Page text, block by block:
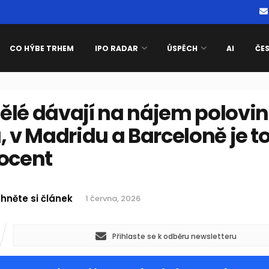
CO HÝBE TRHEM IPO RADAR ÚSPĚCH AI
dávají na nájem
v Madridu a Barceloně je
si článek 1 června, 2026
Přihlaste se k odběru newsletteru